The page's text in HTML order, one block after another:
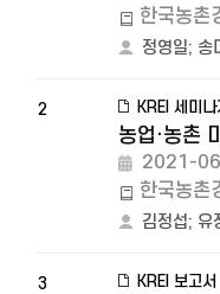
한국농촌
정영일; 송
2 KREI 세미
농업·농촌
2021-06
한국농촌
김정섭; 유
3 KREI 보고서